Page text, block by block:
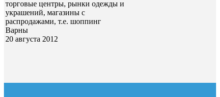
торговые центры, рынки одежды и
украшений, магазины с
распродажами, т.е. шоппинг
Варны
20 августа 2012